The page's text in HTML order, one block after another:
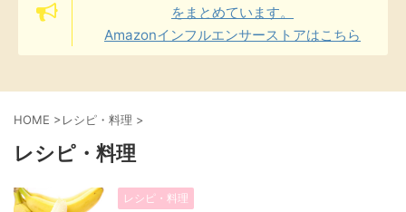
をまとめています。
Amazonインフルエンサーストアはこちら
HOME >レシピ・料理 >
レシピ・料理
レシピ・料理